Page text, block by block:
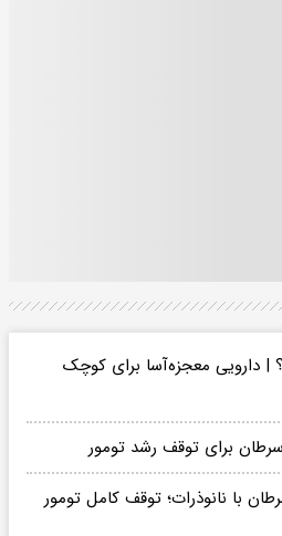
دارویی معجزه‌آسا برای کوچک
برای توقف رشد تومور
با نانوذرات؛ توقف کامل تومور